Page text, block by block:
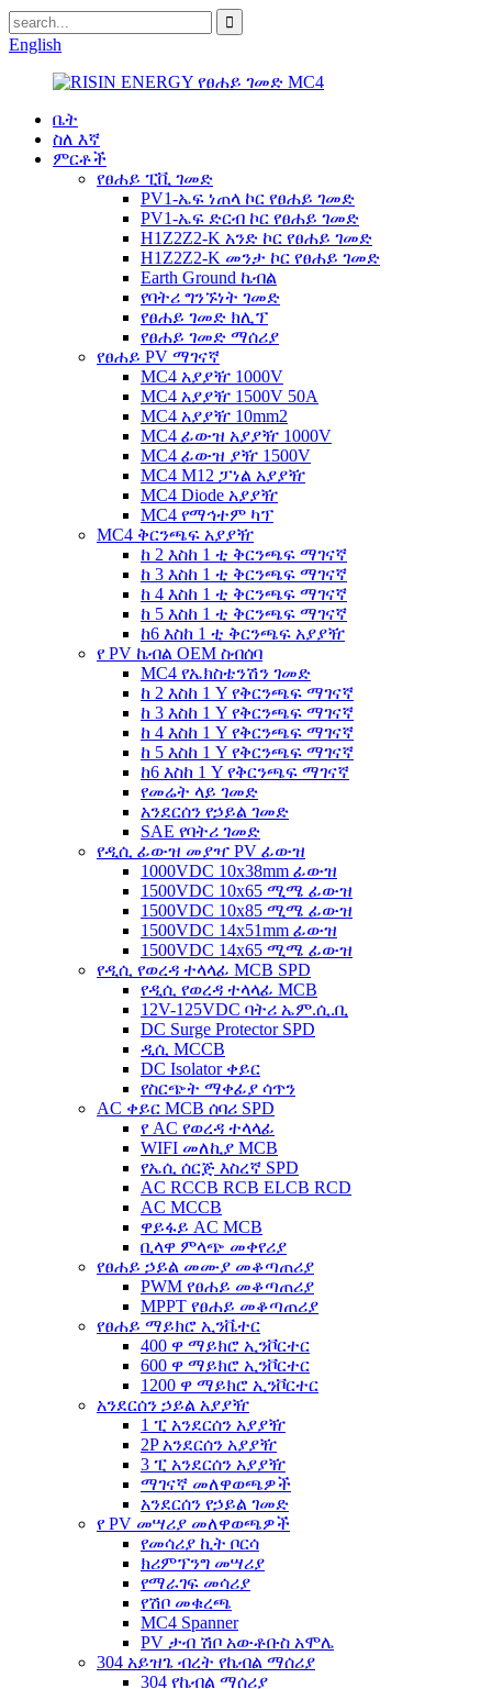
English
ቤት
ስለ እኛ
ምርቶች
የፀሐይ ፒቪ ገመድ
PV1-ኤፍ ነጠላ ኮር የፀሐይ ገመድ
PV1-ኤፍ ድርብ ኮር የፀሐይ ገመድ
H1Z2Z2-K አንድ ኮር የፀሐይ ገመድ
H1Z2Z2-K መንታ ኮር የፀሐይ ገመድ
Earth Ground ኬብል
የባትሪ ግንኙነት ገመድ
የፀሐይ ገመድ ክሊፕ
የፀሐይ ገመድ ማሰሪያ
የፀሐይ PV ማገናኛ
MC4 አያያዥ 1000V
MC4 አያያዥ 1500V 50A
MC4 አያያዥ 10mm2
MC4 ፊውዝ አያያዥ 1000V
MC4 ፊውዝ ያዥ 1500V
MC4 M12 ፓነል አያያዥ
MC4 Diode አያያዥ
MC4 የማኅተም ካፕ
MC4 ቅርንጫፍ አያያዥ
ከ 2 እስከ 1 ቲ ቅርንጫፍ ማገናኛ
ከ 3 እስከ 1 ቲ ቅርንጫፍ ማገናኛ
ከ 4 እስከ 1 ቲ ቅርንጫፍ ማገናኛ
ከ 5 እስከ 1 ቲ ቅርንጫፍ ማገናኛ
ከ6 እስከ 1 ቲ ቅርንጫፍ አያያዥ
የ PV ኬብል OEM ስብሰባ
MC4 የኤክስቴንሽን ገመድ
ከ 2 እስከ 1 Y የቅርንጫፍ ማገናኛ
ከ 3 እስከ 1 Y የቅርንጫፍ ማገናኛ
ከ 4 እስከ 1 Y የቅርንጫፍ ማገናኛ
ከ 5 እስከ 1 Y የቅርንጫፍ ማገናኛ
ከ6 እስከ 1 Y የቅርንጫፍ ማገናኛ
የመሬት ላይ ገመድ
አንደርሰን የኃይል ገመድ
SAE የባትሪ ገመድ
የዲሲ ፊውዝ መያዣ PV ፊውዝ
1000VDC 10x38mm ፊውዝ
1500VDC 10x65 ሚሜ ፊውዝ
1500VDC 10x85 ሚሜ ፊውዝ
1500VDC 14x51mm ፊውዝ
1500VDC 14x65 ሚሜ ፊውዝ
የዲሲ የወረዳ ተላላፊ MCB SPD
የዲሲ የወረዳ ተላላፊ MCB
12V-125VDC ባትሪ ኤም.ሲ.ቢ
DC Surge Protector SPD
ዲሲ MCCB
DC Isolator ቀይር
የስርጭት ማቀፊያ ሳጥን
AC ቀይር MCB ሰባሪ SPD
የ AC የወረዳ ተላላፊ
WIFI መለኪያ MCB
የኤሲ ሰርጅ እስረኛ SPD
AC RCCB RCB ELCB RCD
AC MCCB
ዋይፋይ AC MCB
ቢላዋ ምላጭ መቀየሪያ
የፀሐይ ኃይል መሙያ መቆጣጠሪያ
PWM የፀሐይ መቆጣጠሪያ
MPPT የፀሐይ መቆጣጠሪያ
የፀሐይ ማይክሮ ኢንቬተር
400 ዋ ማይክሮ ኢንቮርተር
600 ዋ ማይክሮ ኢንቮርተር
1200 ዋ ማይክሮ ኢንቮርተር
አንደርሰን ኃይል አያያዥ
1 ፒ አንደርሰን አያያዥ
2P አንደርሰን አያያዥ
3 ፒ አንደርሰን አያያዥ
ማገናኛ መለዋወጫዎች
አንደርሰን የኃይል ገመድ
የ PV መሣሪያ መለዋወጫዎች
የመሳሪያ ኪት ቦርሳ
ክሪምፕንግ መሣሪያ
የማራገፍ መሳሪያ
የሽቦ መቁረጫ
MC4 Spanner
PV ታብ ሽቦ አውቶቡስ አሞሌ
304 አይዝጌ ብረት የኬብል ማሰሪያ
304 የኬብል ማሰሪያ